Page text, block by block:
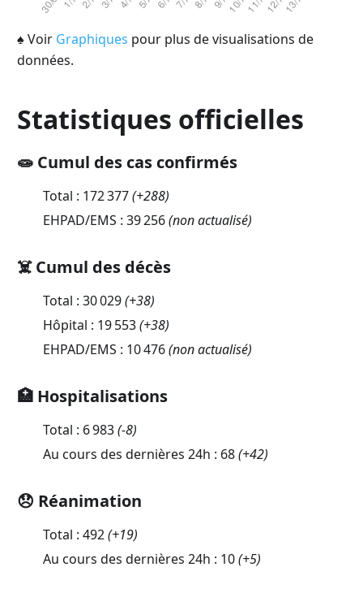
♠ Voir Graphiques pour plus de visualisations de
données.
Statistiques officielles
🧫 Cumul des cas confirmés
Total : 172 377(+288)
EHPAD/EMS : 39 256(non actualisé)
☠️ Cumul des décès
Total : 30 029(+38)
Hôpital : 19 553(+38)
EHPAD/EMS : 10 476(non actualisé)
🏥 Hospitalisations
Total : 6 983(-8)
Au cours des dernières 24h : 68(+42)
😞 Réanimation
Total : 492(+19)
Au cours des dernières 24h : 10(+5)